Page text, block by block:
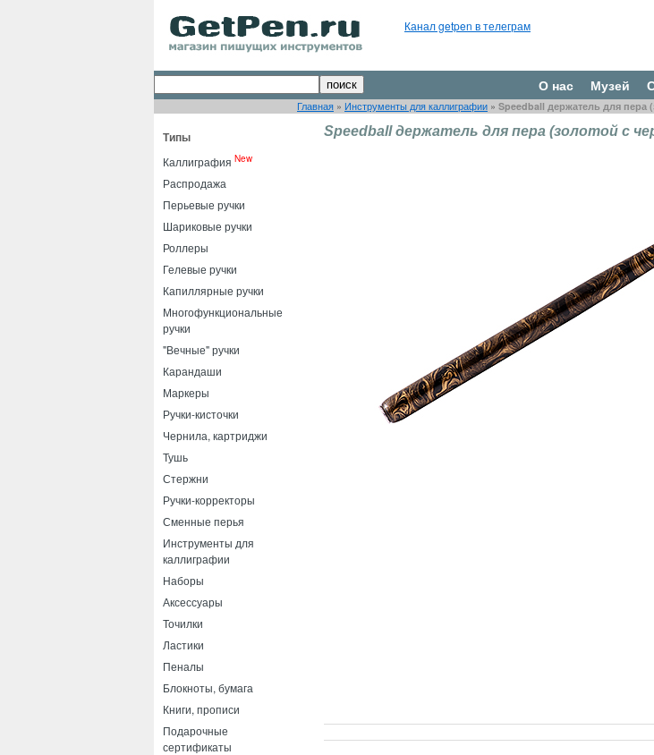
Канал getpen в телеграм
О нас Музей
Главная » Инструменты для каллиграфии » Speedball держатель для пера
Типы
Каллиграфия New
Распродажа
Перьевые ручки
Шариковые ручки
Роллеры
Гелевые ручки
Капиллярные ручки
Многофункциональные
ручки
"Вечные" ручки
Карандаши
Маркеры
Ручки-кисточки
Чернила, картриджи
Тушь
Стержни
Ручки-корректоры
Сменные перья
Инструменты для
каллиграфии
Наборы
Аксессуары
Точилки
Ластики
Пеналы
Блокноты, бумага
Книги, прописи
Подарочные
сертификаты
Speedball держатель для пера (золотой с